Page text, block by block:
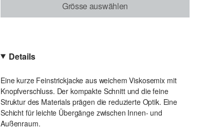
Grösse auswählen
Details
Eine kurze Feinstrickjacke aus weichem Viskosemix mit
Knopfverschluss. Der kompakte Schnitt und die feine
Struktur des Materials prägen die reduzierte Optik. Eine
Schicht für leichte Übergänge zwischen Innen- und
Außenraum.